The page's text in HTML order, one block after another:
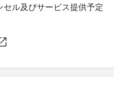
ル及びサービス提供予定